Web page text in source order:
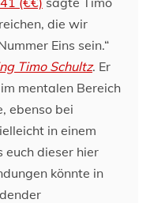
die wir
Eins sein.“
Timo Schultz. Er
mentalen Bereich
ebenso bei
in einem
euch dieser hier
könnte in